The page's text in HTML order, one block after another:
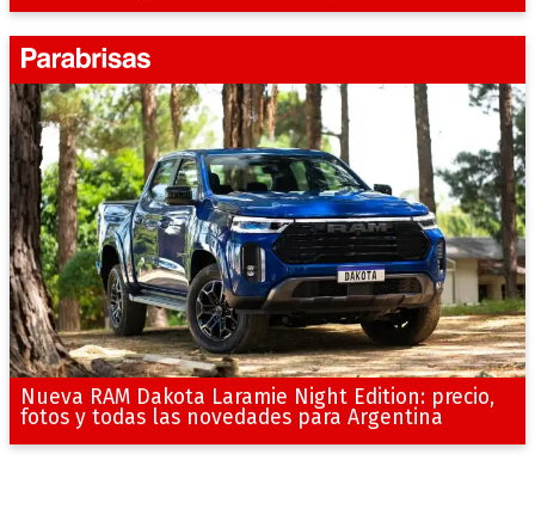
Nueva RAM Dakota Laramie Night Edition: precio,
fotos y todas las novedades para Argentina